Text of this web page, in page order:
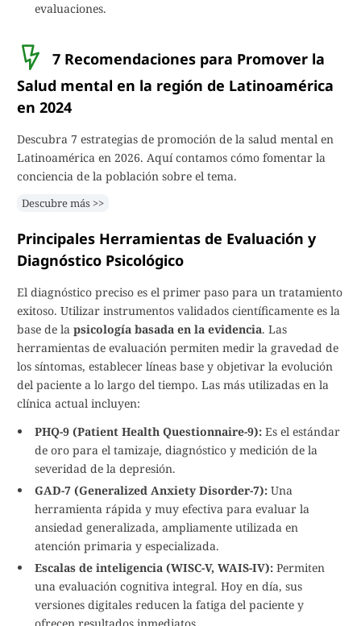
evaluaciones.
7 Recomendaciones para Promover la
Salud mental en la región de Latinoamérica
en 2024
Descubra 7 estrategias de promoción de la salud mental en
Latinoamérica en 2026. Aquí contamos cómo fomentar la
conciencia de la población sobre el tema.
Descubre más >>
Principales Herramientas de Evaluación y
Diagnóstico Psicológico
El diagnóstico preciso es el primer paso para un tratamiento
exitoso. Utilizar instrumentos validados científicamente es la
base de la psicología basada en la evidencia. Las
herramientas de evaluación permiten medir la gravedad de
los síntomas, establecer líneas base y objetivar la evolución
del paciente a lo largo del tiempo. Las más utilizadas en la
clínica actual incluyen:
PHQ-9 (Patient Health Questionnaire-9): Es el estándar
de oro para el tamizaje, diagnóstico y medición de la
severidad de la depresión.
GAD-7 (Generalized Anxiety Disorder-7): Una
herramienta rápida y muy efectiva para evaluar la
ansiedad generalizada, ampliamente utilizada en
atención primaria y especializada.
Escalas de inteligencia (WISC-V, WAIS-IV): Permiten
una evaluación cognitiva integral. Hoy en día, sus
versiones digitales reducen la fatiga del paciente y